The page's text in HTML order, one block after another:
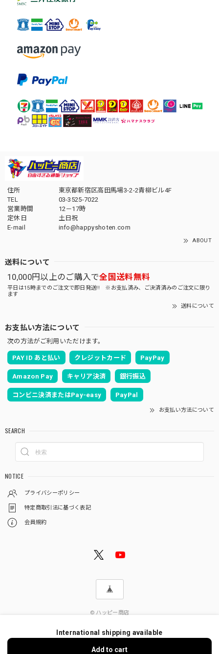
住所
東京都新宿区高田馬場3-2-2青柳ビル4F
TEL
03-3525-7022
営業時間
12－17時
定休日
土日祝
E-mail
info@happyshoten.com
ABOUT
送料について
10,000円以上のご購入で全国送料無料
平日は15時までのご注文で即日発送!! ※お支払済み、ご決済済みのご注文に限り
ます
送料について
お支払い方法について
次の方法がご利用いただけます。
PAY ID あと払い クレジットカード PayPay
Amazon Pay キャリア決済 銀行振込
コンビニ決済またはPay-easy PayPal
お支払い方法について
SEARCH
NOTICE
プライバシーポリシー
特定商取引法に基づく表記
会員規約
© ハッピー商店
International shipping available
Add to cart